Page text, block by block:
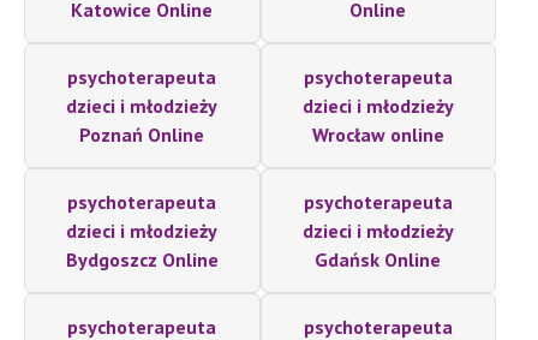
Katowice Online
Online
psychoterapeuta
dzieci i młodzieży
Poznań Online
psychoterapeuta
dzieci i młodzieży
Wrocław online
psychoterapeuta
dzieci i młodzieży
Bydgoszcz Online
psychoterapeuta
dzieci i młodzieży
Gdańsk Online
psychoterapeuta
psychoterapeuta